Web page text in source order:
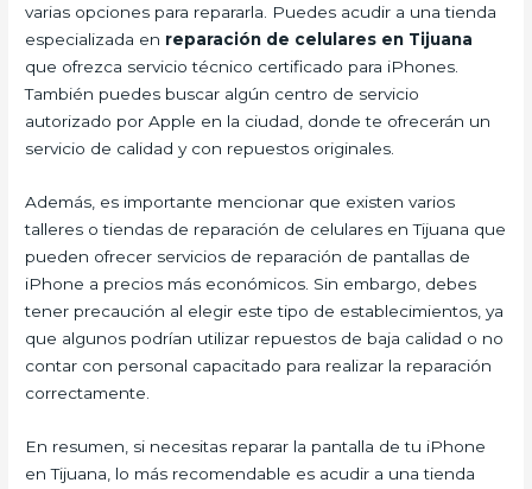
varias opciones para repararla. Puedes acudir a una tienda
especializada en reparación de celulares en Tijuana
que ofrezca servicio técnico certificado para iPhones.
También puedes buscar algún centro de servicio
autorizado por Apple en la ciudad, donde te ofrecerán un
servicio de calidad y con repuestos originales.
Además, es importante mencionar que existen varios
talleres o tiendas de reparación de celulares en Tijuana que
pueden ofrecer servicios de reparación de pantallas de
iPhone a precios más económicos. Sin embargo, debes
tener precaución al elegir este tipo de establecimientos, ya
que algunos podrían utilizar repuestos de baja calidad o no
contar con personal capacitado para realizar la reparación
correctamente.
En resumen, si necesitas reparar la pantalla de tu iPhone
en Tijuana, lo más recomendable es acudir a una tienda